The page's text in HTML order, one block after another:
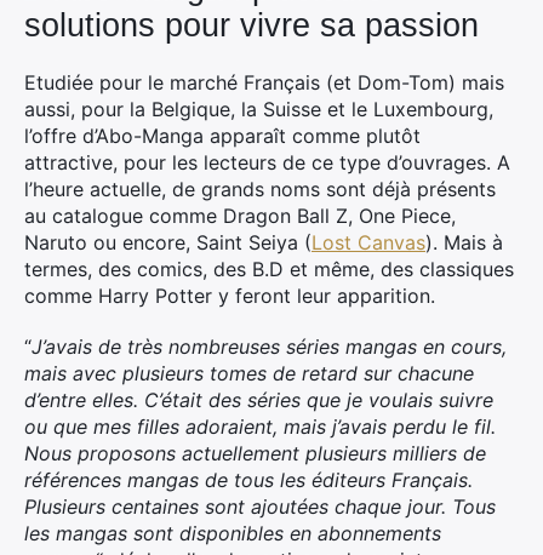
solutions pour vivre sa passion
Etudiée pour le marché Français (et Dom-Tom) mais
aussi, pour la Belgique, la Suisse et le Luxembourg,
l’offre d’Abo-Manga apparaît comme plutôt
attractive, pour les lecteurs de ce type d’ouvrages. A
l’heure actuelle, de grands noms sont déjà présents
au catalogue comme Dragon Ball Z, One Piece,
Naruto ou encore, Saint Seiya (Lost Canvas). Mais à
termes, des comics, des B.D et même, des classiques
comme Harry Potter y feront leur apparition.
“J’avais de très nombreuses séries mangas en cours,
mais avec plusieurs tomes de retard sur chacune
d’entre elles. C’était des séries que je voulais suivre
ou que mes filles adoraient, mais j’avais perdu le fil.
Nous proposons actuellement plusieurs milliers de
références mangas de tous les éditeurs Français.
Plusieurs centaines sont ajoutées chaque jour. Tous
les mangas sont disponibles en abonnements